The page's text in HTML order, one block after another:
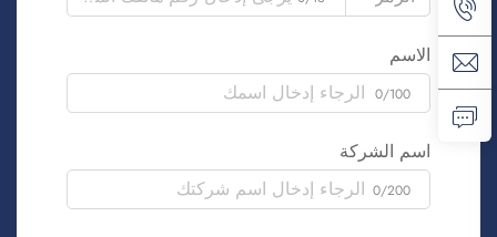
الاسم
0/100
اسم الشركة
0/200